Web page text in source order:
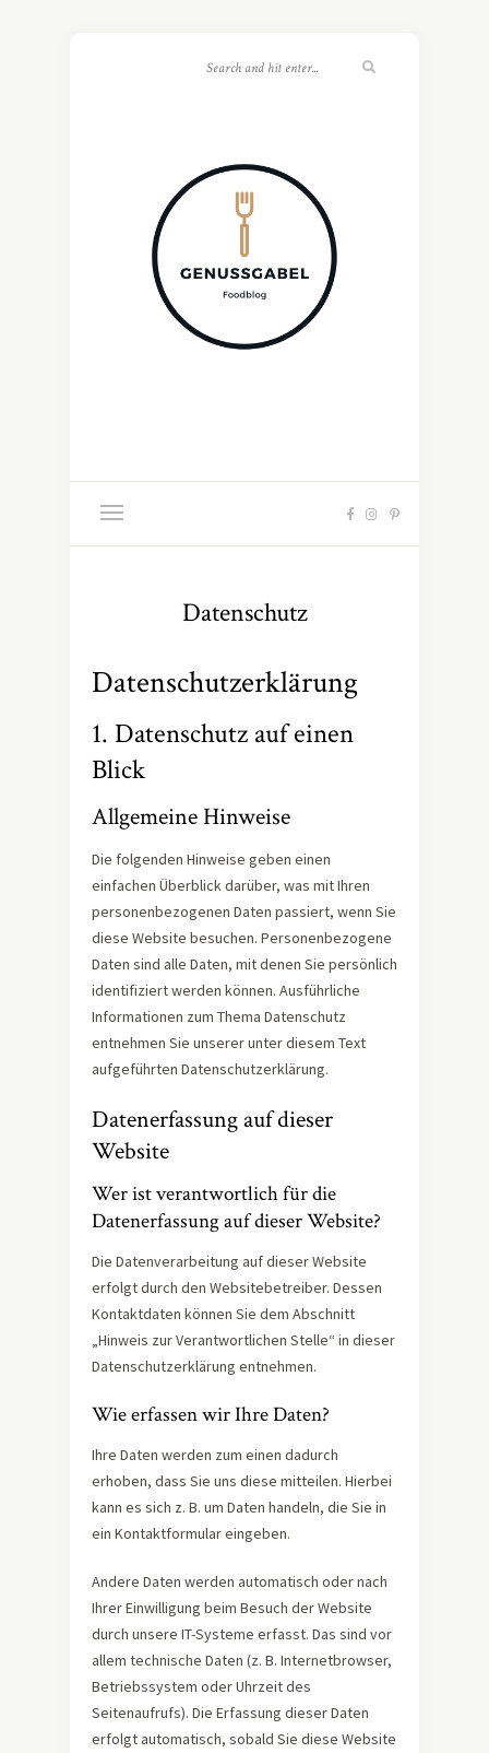
Datenschutz
Datenschutz­erklärung
1. Datenschutz auf einen
Blick
Allgemeine Hinweise
Die folgenden Hinweise geben einen
einfachen Überblick darüber, was mit Ihren
personenbezogenen Daten passiert, wenn Sie
diese Website besuchen. Personenbezogene
Daten sind alle Daten, mit denen Sie persönlich
identifiziert werden können. Ausführliche
Informationen zum Thema Datenschutz
entnehmen Sie unserer unter diesem Text
aufgeführten Datenschutzerklärung.
Datenerfassung auf dieser
Website
Wer ist verantwortlich für die
Datenerfassung auf dieser Website?
Die Datenverarbeitung auf dieser Website
erfolgt durch den Websitebetreiber. Dessen
Kontaktdaten können Sie dem Abschnitt
„Hinweis zur Verantwortlichen Stelle“ in dieser
Datenschutzerklärung entnehmen.
Wie erfassen wir Ihre Daten?
Ihre Daten werden zum einen dadurch
erhoben, dass Sie uns diese mitteilen. Hierbei
kann es sich z. B. um Daten handeln, die Sie in
ein Kontaktformular eingeben.
Andere Daten werden automatisch oder nach
Ihrer Einwilligung beim Besuch der Website
durch unsere IT-Systeme erfasst. Das sind vor
allem technische Daten (z. B. Internetbrowser,
Betriebssystem oder Uhrzeit des
Seitenaufrufs). Die Erfassung dieser Daten
erfolgt automatisch, sobald Sie diese Website